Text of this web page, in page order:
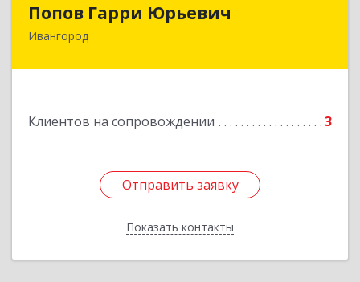
Попов Гарри Юрьевич
Ивангород
Клиентов на сопровождении 3
Отправить заявку
Показать контакты
Отправить заявку
Назад